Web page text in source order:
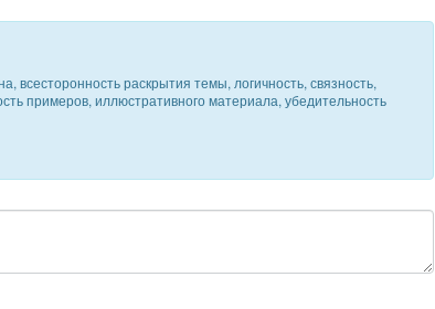
всесторонность раскрытия темы, логичность, связность,
примеров, иллюстративного материала, убедительность